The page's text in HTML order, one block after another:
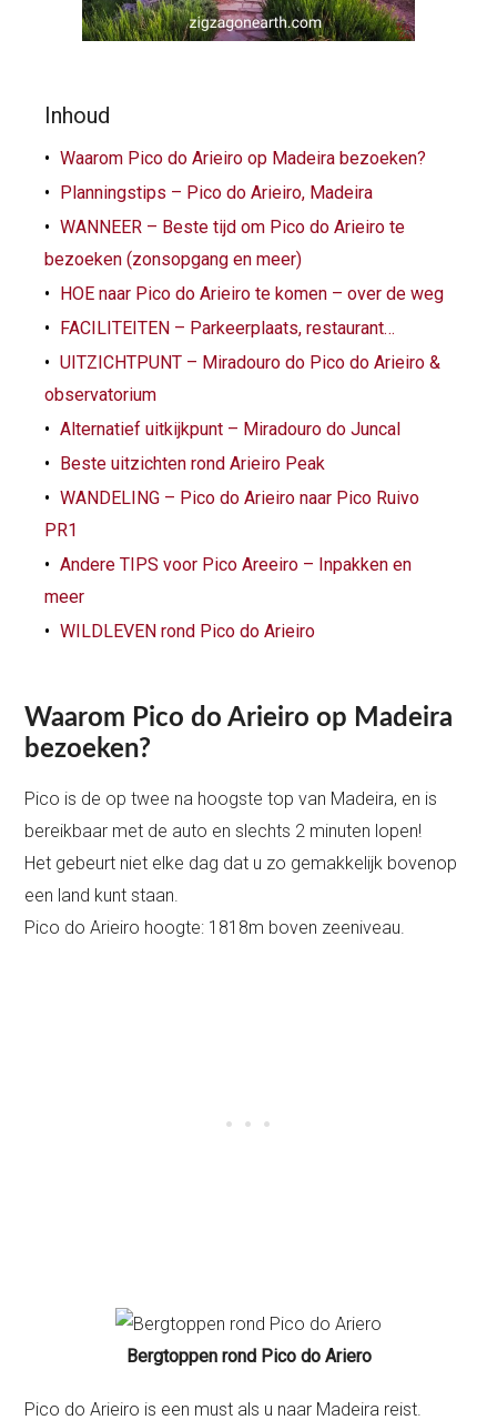
Inhoud
Waarom Pico do Arieiro op Madeira bezoeken?
Planningstips – Pico do Arieiro, Madeira
WANNEER – Beste tijd om Pico do Arieiro te
bezoeken (zonsopgang en meer)
HOE naar Pico do Arieiro te komen – over de weg
FACILITEITEN – Parkeerplaats, restaurant…
UITZICHTPUNT – Miradouro do Pico do Arieiro &
observatorium
Alternatief uitkijkpunt – Miradouro do Juncal
Beste uitzichten rond Arieiro Peak
WANDELING – Pico do Arieiro naar Pico Ruivo
PR1
Andere TIPS voor Pico Areeiro – Inpakken en
meer
WILDLEVEN rond Pico do Arieiro
Waarom Pico do Arieiro op Madeira
bezoeken?
Pico is de op twee na hoogste top van Madeira, en is
bereikbaar met de auto en slechts 2 minuten lopen!
Het gebeurt niet elke dag dat u zo gemakkelijk bovenop
een land kunt staan.
Pico do Arieiro hoogte: 1818m boven zeeniveau.
Bergtoppen rond Pico do Ariero
Pico do Arieiro is een must als u naar Madeira reist.